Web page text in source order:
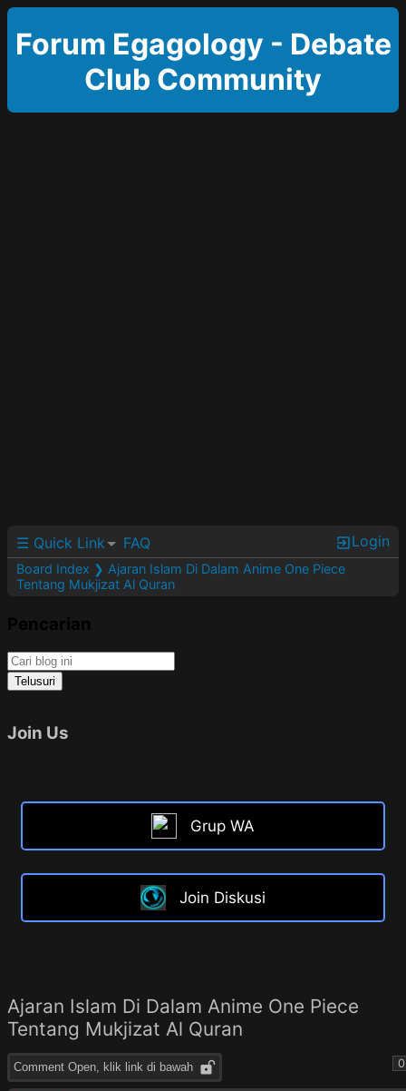
Forum Egagology - Debate
Club Community
☰ Quick Link FAQ Login
Board Index ❯ Ajaran Islam Di Dalam Anime One Piece
Tentang Mukjizat Al Quran
Join Us
Grup WA
Join Diskusi
Ajaran Islam Di Dalam Anime One Piece
Tentang Mukjizat Al Quran
Comment Open, klik link di bawah 0